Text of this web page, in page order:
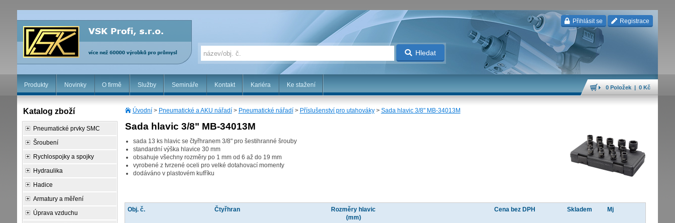
Přihlásit se Registrace
Hledat
Produkty Novinky O firmě Služby Semináře Kontakt Kariéra Ke stažení 0 Položek | 0 Kč
Úvodní> Pneumatické a AKU nářadí> Pneumatické nářadí> Příslušenství pro utahováky> Sada hlavic 3/8" MB-34013M
Sada hlavic 3/8" MB-34013M
sada 13 ks hlavic se čtyřhranem 3/8" pro šestihranné šrouby
standardní výška hlavice 30 mm
obsahuje všechny rozměry po 1 mm od 6 až do 19 mm
vyrobené z tvrzené oceli pro velké dotahovací momenty
dodáváno v plastovém kufříku
Obj. č. Čtyřhran
Rozměry hlavic
(mm)
Cena bez DPH Skladem Mj
Katalog zboží
Pneumatické prvky SMC
Šroubení
Rychlospojky a spojky
Hydraulika
Hadice
Armatury a měření
Úprava vzduchu